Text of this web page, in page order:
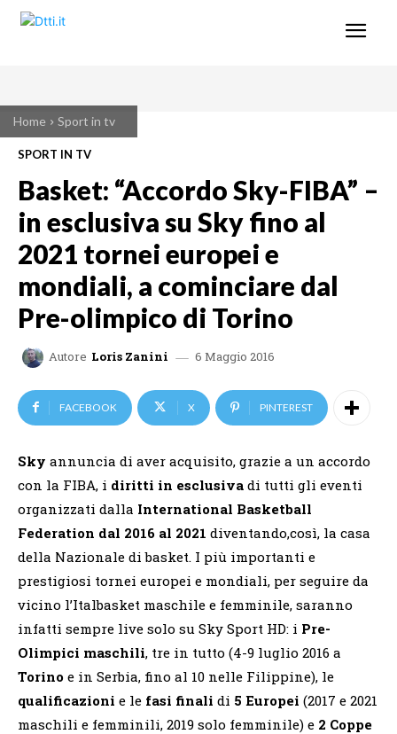
Home Sport in tv
SPORT IN TV
Basket: “Accordo Sky-FIBA” –
in esclusiva su Sky fino al
2021 tornei europei e
mondiali, a cominciare dal
Pre-olimpico di Torino
Autore Loris Zanini 6 Maggio 2016
FACEBOOK X PINTEREST
Sky annuncia di aver acquisito, grazie a un accordo
con la FIBA, i diritti in esclusiva di tutti gli eventi
organizzati dalla International Basketball
Federation dal 2016 al 2021 diventando,così, la casa
della Nazionale di basket. I più importanti e
prestigiosi tornei europei e mondiali, per seguire da
vicino l’Italbasket maschile e femminile, saranno
infatti sempre live solo su Sky Sport HD: i Pre-
Olimpici maschili, tre in tutto (4-9 luglio 2016 a
Torino e in Serbia, fino al 10 nelle Filippine), le
qualificazioni e le fasi finali di 5 Europei (2017 e 2021
maschili e femminili, 2019 solo femminile) e 2 Coppe